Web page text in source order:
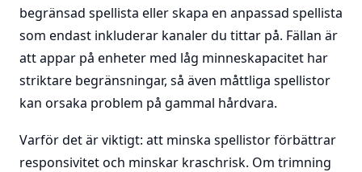
begränsad spellista eller skapa en anpassad spellista
som endast inkluderar kanaler du tittar på. Fällan är
att appar på enheter med låg minneskapacitet har
striktare begränsningar, så även måttliga spellistor
kan orsaka problem på gammal hårdvara.
Varför det är viktigt: att minska spellistor förbättrar
responsivitet och minskar kraschrisk. Om trimning